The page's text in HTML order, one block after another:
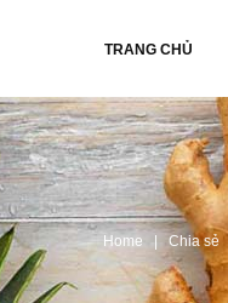
TRANG CHỦ
Home Chia sẻ